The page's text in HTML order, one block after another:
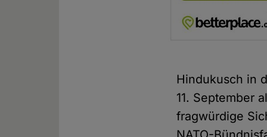
Hindukusch in
11. September
fragwürdige